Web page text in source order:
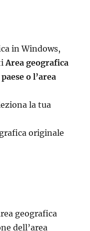
in Windows,
Area geografica
o l’area
la tua
originale
geografica
dell’area